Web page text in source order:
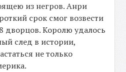
из негров. Анри
срок смог возвести
дворцов. Королю удалось
след в истории,
не только